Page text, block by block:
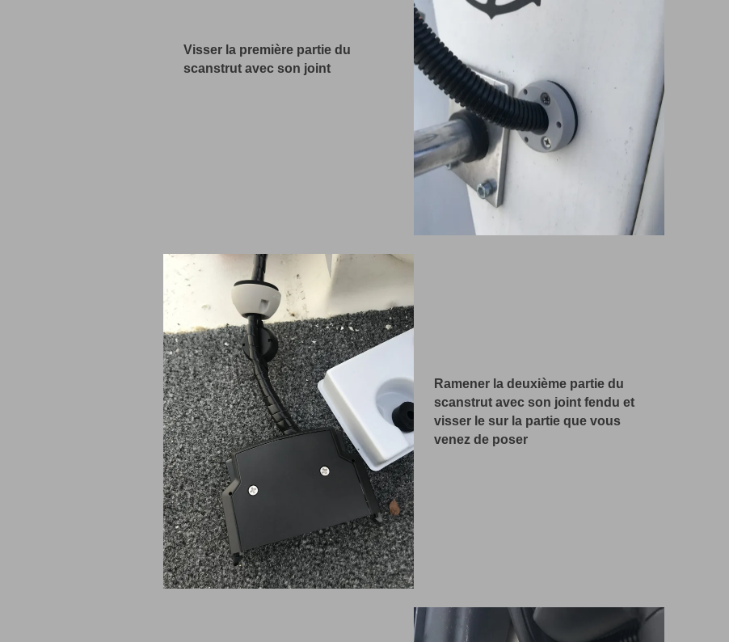
Visser la première partie du
scanstrut avec son joint
Ramener la deuxième partie du
scanstrut avec son joint fendu et
visser le sur la partie que vous
venez de poser